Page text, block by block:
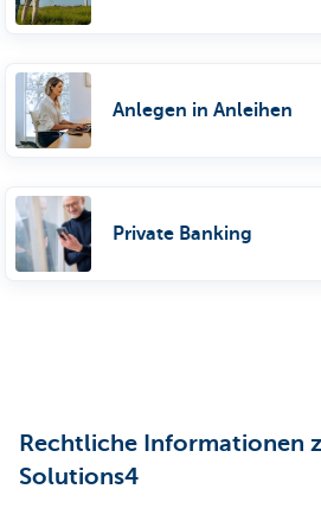
Anlegen in Anleihen
Private Banking
Rechtliche Informationen
Solutions4